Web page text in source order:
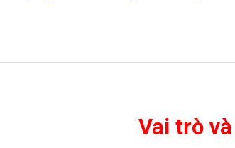
Vai trò